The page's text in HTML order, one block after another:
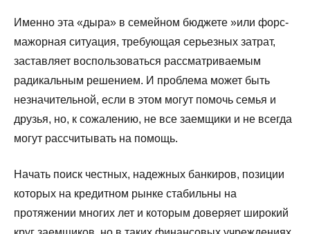
Именно эта «дыра» в семейном бюджете »или форс-
мажорная ситуация, требующая серьезных затрат,
заставляет воспользоваться рассматриваемым
радикальным решением. И проблема может быть
незначительной, если в этом могут помочь семья и
друзья, но, к сожалению, не все заемщики и не всегда
могут рассчитывать на помощь.
Начать поиск честных, надежных банкиров, позиции
которых на кредитном рынке стабильны на
протяжении многих лет и которым доверяет широкий